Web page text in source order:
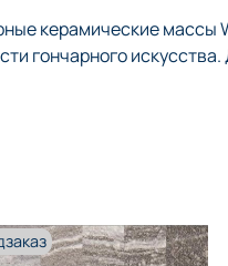
керамические массы
гончарного